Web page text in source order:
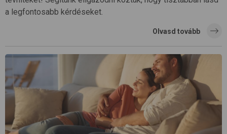
a legfontosabb kérdéseket.
Olvasd tovább